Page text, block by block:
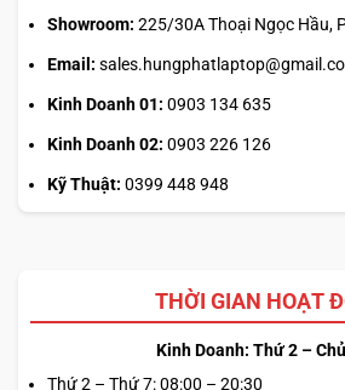
Hiệu quả hơn trong những tình
BỘ LỌC BỤI
VỚI 30 PHÚT
Showroom: 225/30A Thoại Ngọc Hầu,
Email:
Kinh Doanh 01: 0903 134 635
Kinh Doanh 02: 0903 226 126
Kỹ Thuật: 0399 448 948
THỜI GIAN HOẠT
Kinh Doanh: Thứ 2 –
Thứ 2 – Thứ 7: 08:00 – 20:30